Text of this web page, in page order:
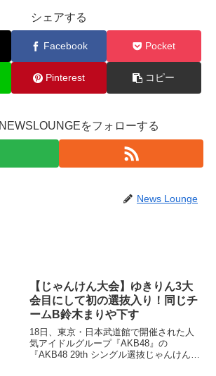
シェアする
Facebook Pocket
Pinterest コピー
をフォローする
News Lounge
【じゃんけん大会】ゆきりん3大
会目にして初の選抜入り！同じチ
ームB鈴木まりや下す
18日、東京・日本武道館で開催された人
気アイドルグループ『AKB48』の
『AKB48 29th シングル選抜じゃんけん大